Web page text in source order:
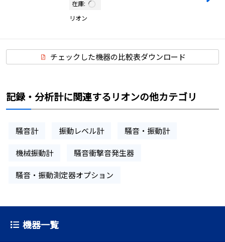
在庫:
リオン
チェックした機器の比較表ダウンロード
記録・分析計に関連するリオンの他カテゴリ
騒音計 振動レベル計 騒音・振動計
機械振動計 騒音衝撃音発生器
騒音・振動測定器オプション
機器一覧